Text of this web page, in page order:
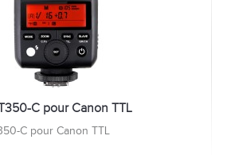
C pour Canon TTL
C pour Canon TTL